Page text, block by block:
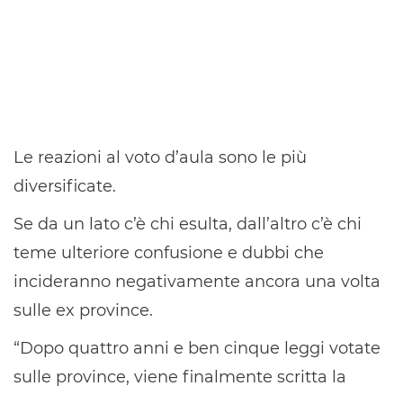
Le reazioni al voto d’aula sono le più
diversificate.
Se da un lato c’è chi esulta, dall’altro c’è chi
teme ulteriore confusione e dubbi che
incideranno negativamente ancora una volta
sulle ex province.
“Dopo quattro anni e ben cinque leggi votate
sulle province, viene finalmente scritta la